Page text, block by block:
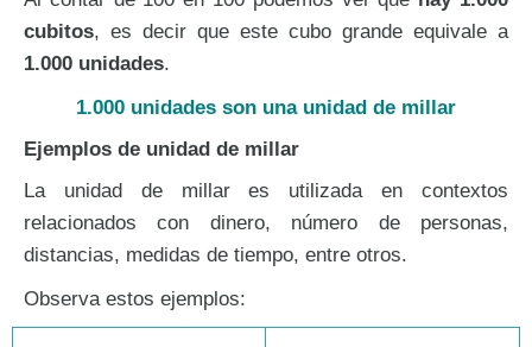
cubitos, es decir que este cubo grande equivale a
1.000 unidades.
1.000 unidades son una unidad de millar
Ejemplos de unidad de millar
La unidad de millar es utilizada en contextos
relacionados con dinero, número de personas,
distancias, medidas de tiempo, entre otros.
Observa estos ejemplos: